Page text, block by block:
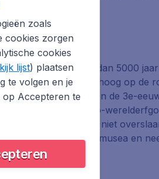
stenen is meer dan 5000
zijn ook het hoog op de
Sint Echmiatzin en de 3e-
tot het Unesco-
hoofdstad Jerevan niet
bezoek een van de musea en
zoals
cookies zorgen
cookies
lijst) plaatsen
te volgen en je
op Accepteren te